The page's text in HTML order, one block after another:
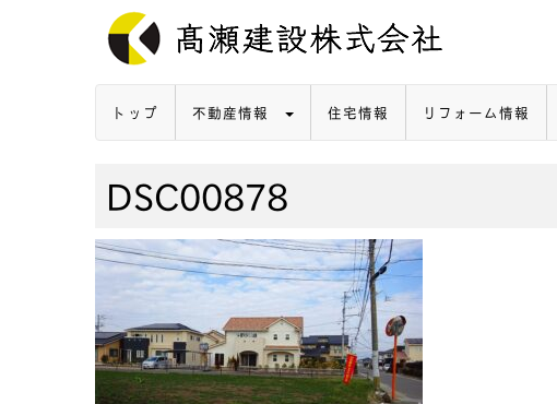
トップ 不動産情報 住宅情報 リフォーム情報
DSC00878